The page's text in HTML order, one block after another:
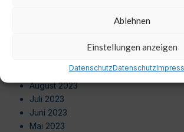
Ablehnen
Einstellungen anzeigen
DatenschutzDatenschutz
November 2023
September 2023
August 2023
Juli 2023
Juni 2023
Mai 2023